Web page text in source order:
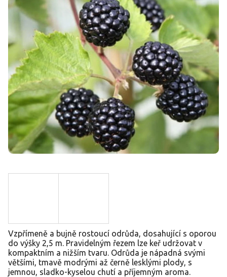
Vzpřímeně a bujně rostoucí odrůda, dosahující s oporou
do výšky 2,5 m. Pravidelným řezem lze keř udržovat v
kompaktním a nižším tvaru. Odrůda je nápadná svými
většími, tmavě modrými až černě lesklými plody, s
jemnou, sladko-kyselou chutí a příjemným aroma.